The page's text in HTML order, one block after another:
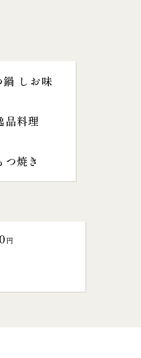
鍋 しお味
品料理
つ焼き
円